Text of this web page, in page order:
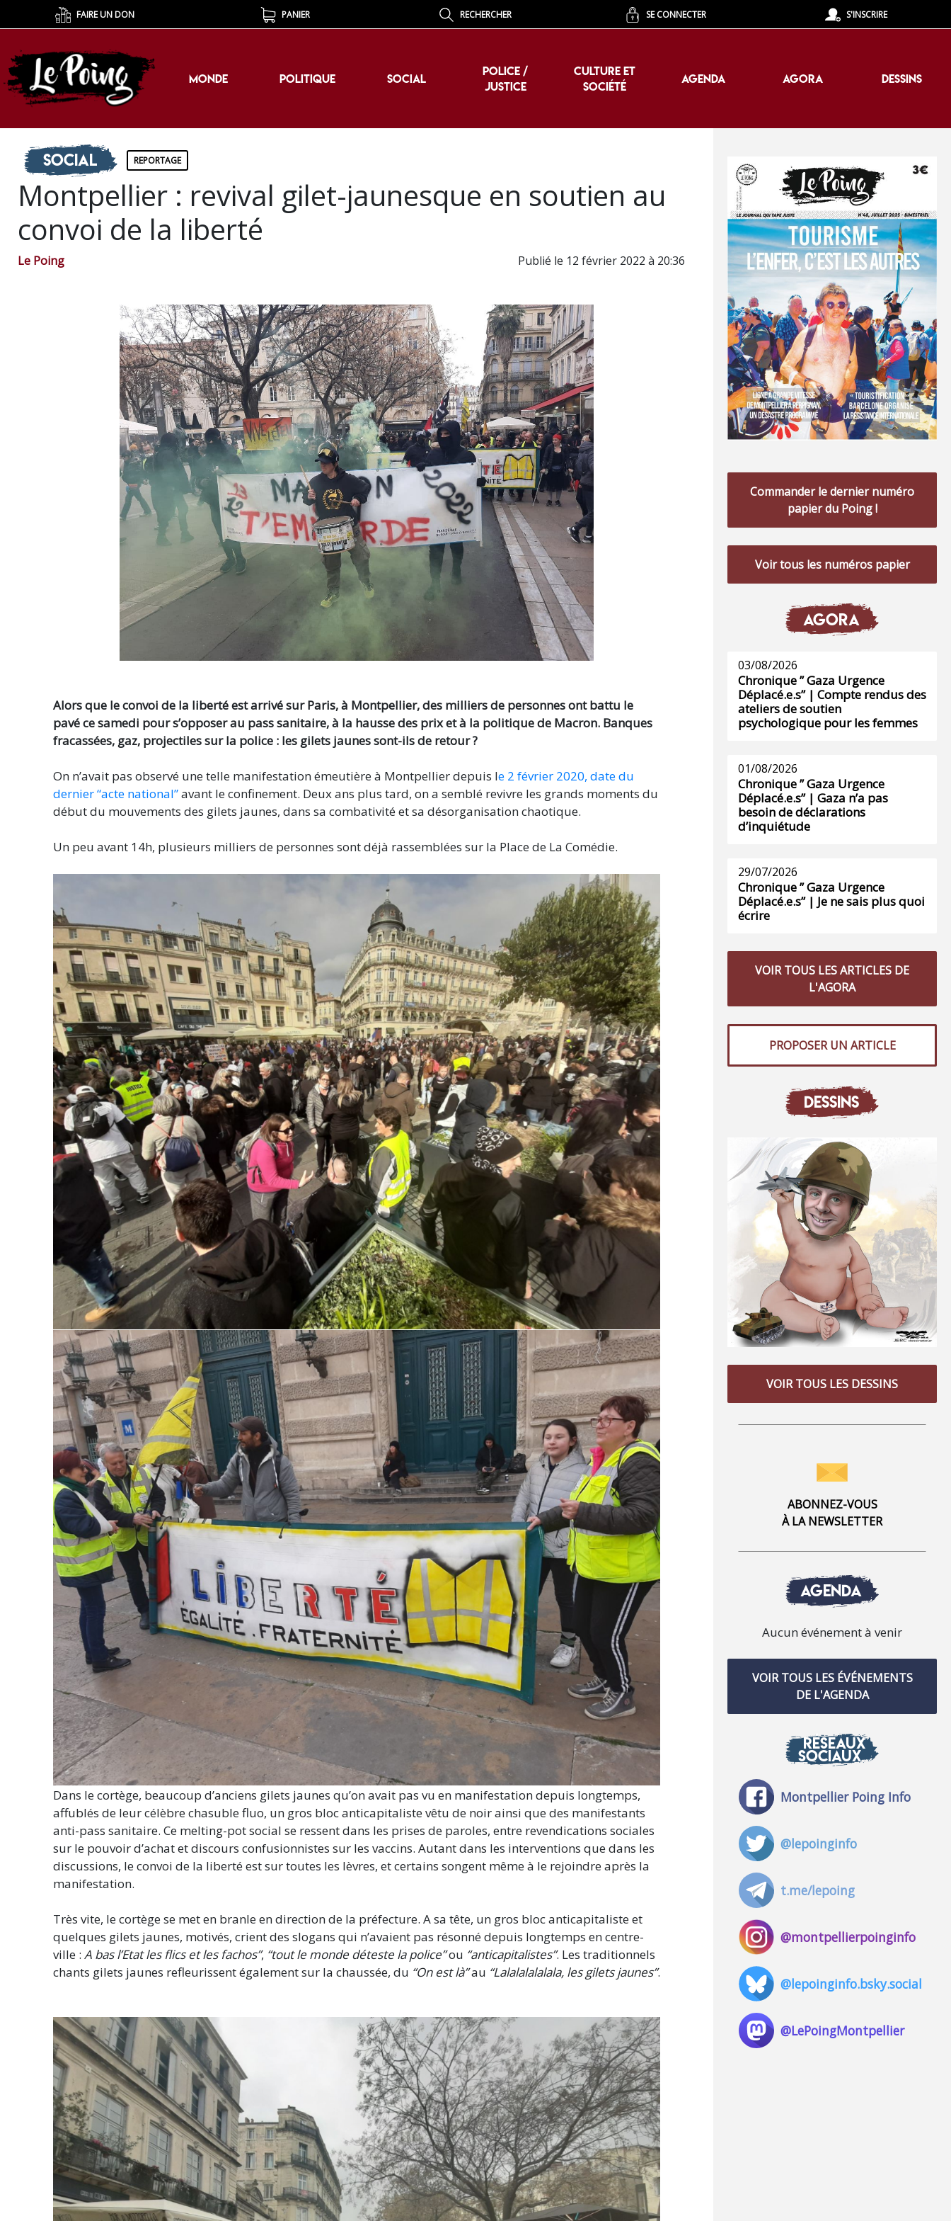
FAIRE UN DON PANIER RECHERCHER SE CONNECTER S'INSCRIRE
MONDE POLITIQUE SOCIAL
POLICE /
JUSTICE
CULTURE ET
SOCIÉTÉ
AGENDA AGORA DESSINS
MONDE POLITIQUE SOCIAL
POLICE /
JUSTICE
CULTURE ET
SOCIÉTÉ
AGENDA AGORA DESSINS
Social REPORTAGE
Montpellier : revival gilet-jaunesque en soutien au
convoi de la liberté
Le Poing Publié le 12 février 2022 à 20:36
Alors que le convoi de la liberté est arrivé sur Paris, à Montpellier, des milliers de personnes ont battu le
pavé ce samedi pour s’opposer au pass sanitaire, à la hausse des prix et à la politique de Macron. Banques
fracassées, gaz, projectiles sur la police : les gilets jaunes sont-ils de retour ?
On n’avait pas observé une telle manifestation émeutière à Montpellier depuis le 2 février 2020, date du
dernier “acte national”avant le confinement. Deux ans plus tard, on a semblé revivre les grands moments du
début du mouvements des gilets jaunes, dans sa combativité et sa désorganisation chaotique.
Un peu avant 14h, plusieurs milliers de personnes sont déjà rassemblées sur la Place de La Comédie.
Dans le cortège, beaucoup d’anciens gilets jaunes qu’on avait pas vu en manifestation depuis longtemps,
affublés de leur célèbre chasuble fluo, un gros bloc anticapitaliste vêtu de noir ainsi que des manifestants
anti-pass sanitaire. Ce melting-pot social se ressent dans les prises de paroles, entre revendications sociales
sur le pouvoir d’achat et discours confusionnistes sur les vaccins. Autant dans les interventions que dans les
discussions, le convoi de la liberté est sur toutes les lèvres, et certains songent même à le rejoindre après la
manifestation.
Très vite, le cortège se met en branle en direction de la préfecture. A sa tête, un gros bloc anticapitaliste et
quelques gilets jaunes, motivés, crient des slogans qui n’avaient pas résonné depuis longtemps en centre-
ville : A bas l’Etat les flics et les fachos”, “tout le monde déteste la police”ou “anticapitalistes”. Les traditionnels
chants gilets jaunes refleurissent également sur la chaussée, du “On est là”au “Lalalalalalala, les gilets jaunes”.
Commander le dernier numéro
papier du Poing !
Voir tous les numéros papier
AGORA
03/08/2026
Chronique ” Gaza Urgence
Déplacé.e.s” | Compte rendus des
ateliers de soutien
psychologique pour les femmes
01/08/2026
Chronique ” Gaza Urgence
Déplacé.e.s” | Gaza n’a pas
besoin de déclarations
d’inquiétude
29/07/2026
Chronique ” Gaza Urgence
Déplacé.e.s” | Je ne sais plus quoi
écrire
VOIR TOUS LES ARTICLES DE
L'AGORA
PROPOSER UN ARTICLE
DESSINS
VOIR TOUS LES DESSINS
ABONNEZ-VOUS
À LA NEWSLETTER
AGENDA
Aucun événement à venir
VOIR TOUS LES ÉVÉNEMENTS
DE L'AGENDA
RÉSEAUX
SOCIAUX
Montpellier Poing Info
@lepoinginfo
t.me/lepoing
@montpellierpoinginfo
@lepoinginfo.bsky.social
@LePoingMontpellier